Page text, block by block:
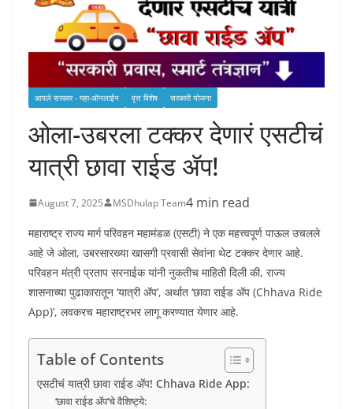
आपले सरकार - महा-ऑनलाईन वृत्त विशेष सरकारी योजना
ओला-उबरला टक्कर देणारं एसटीचं
यात्री छावा राईड ॲप!
August 7, 2025 MSDhulap Team4 min read
महाराष्ट्र राज्य मार्ग परिवहन महामंडळ (एसटी) ने एक महत्त्वपूर्ण पाऊल उचलले
आहे जे ओला, उबरसारख्या खासगी प्रवासी सेवांना थेट टक्कर देणार आहे.
परिवहन मंत्री प्रताप सरनाईक यांनी नुकतीच माहिती दिली की, राज्य
शासनाच्या पुढाकारातून ‘यात्री ॲप’, अर्थात ‘छावा राईड ॲप (Chhava Ride
App)’, लवकरच महाराष्ट्रभर लागू करण्यात येणार आहे.
Table of Contents
एसटीचं यात्री छावा राईड ॲप! Chhava Ride App:
‘छावा राईड ॲप’चे वैशिष्ट्ये: